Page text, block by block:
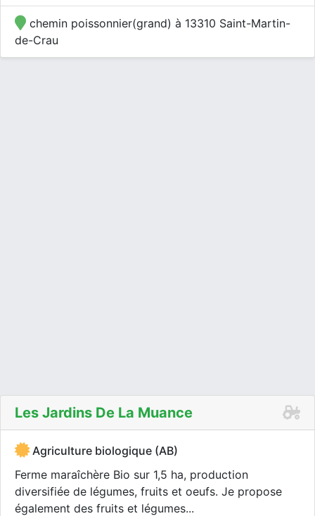
chemin poissonnier(grand) à 13310 Saint-Martin-
de-Crau
Les Jardins De La Muance
Agriculture biologique (AB)
Ferme maraîchère Bio sur 1,5 ha, production
diversifiée de légumes, fruits et oeufs. Je propose
également des fruits et légumes...